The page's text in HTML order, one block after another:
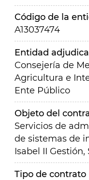
Código de la
A13037474
Entidad
Consejería de
Agricultura e
Ente Público
Objeto del
Servicios de
de sistemas de
Isabel II Gestión,
Tipo de contrato